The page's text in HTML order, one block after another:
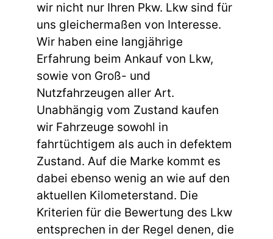
wir nicht nur Ihren Pkw. Lkw sind für
uns gleichermaßen von Interesse.
Wir haben eine langjährige
Erfahrung beim Ankauf von Lkw,
sowie von Groß- und
Nutzfahrzeugen aller Art.
Unabhängig vom Zustand kaufen
wir Fahrzeuge sowohl in
fahrtüchtigem als auch in defektem
Zustand. Auf die Marke kommt es
dabei ebenso wenig an wie auf den
aktuellen Kilometerstand. Die
Kriterien für die Bewertung des Lkw
entsprechen in der Regel denen, die